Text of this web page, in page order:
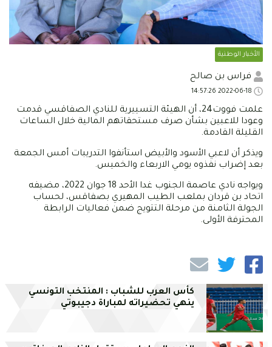
الأخبار الوطنية
فراس بن صالح
علمت فووت24، أن الهيئة التسييرية للنادي الصفاقسي قدمت
وعودا للاعبين بشأن صرف مستحقاتهم المالية خلال الساعات
القليلة القادمة.
ويذكر أن لاعبي الأسود والأبيض استأنفوا التدريبات أمس الجمعة
بعد إضراب نفذوه يومي الاربعاء والخميس.
ويواجه نادي عاصمة الجنوب غدا الأحد 18 جوان 2022، مضيفه
اتحاد بن قردان بملعب الطيب المهيري بصفاقس، لحساب
الجولة الثامنة من مرحلة التتويج ضمن فعاليات الرابطة
المحترفة الأولى.
كأس العرب للشباب : المنتخب التونسي
ينهي تحضيراته لمباراة دجيبوتي